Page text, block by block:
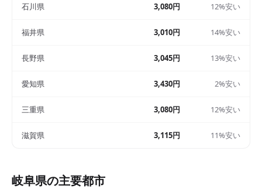
石川県 3,080円 12%安い
福井県 3,010円 14%安い
長野県 3,045円 13%安い
愛知県 3,430円 2%安い
三重県 3,080円 12%安い
滋賀県 3,115円 11%安い
岐阜県の主要都市